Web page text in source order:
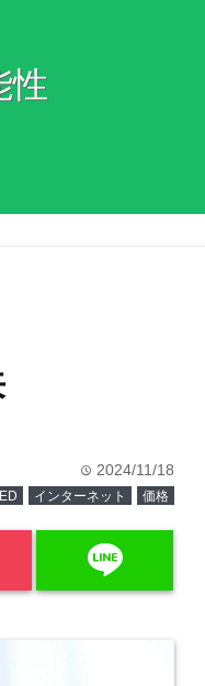
性
time 2024/11/18
インターネット 価格
line